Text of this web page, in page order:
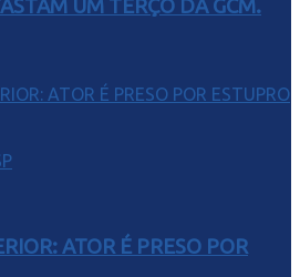
UM TERÇO DA GCM.
ATOR É PRESO POR